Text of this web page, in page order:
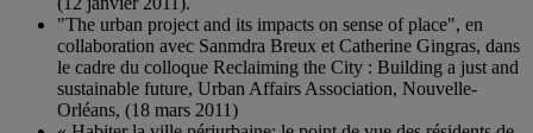
"The urban project and its impacts on sense of place", en
collaboration avec Sanmdra Breux et Catherine Gingras, dans
le cadre du colloque Reclaiming the City : Building a just and
sustainable future, Urban Affairs Association, Nouvelle-
Orléans, (18 mars 2011)